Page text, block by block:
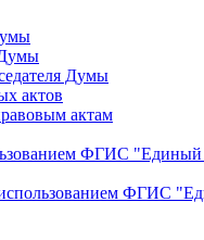
Думы
Думы
актов
актам
ФГИС "Единый
ФГИС